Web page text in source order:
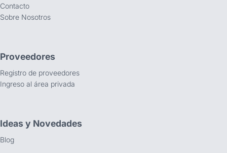
Contacto
Sobre Nosotros
Proveedores
Registro de proveedores
Ingreso al área privada
Ideas y Novedades
Blog